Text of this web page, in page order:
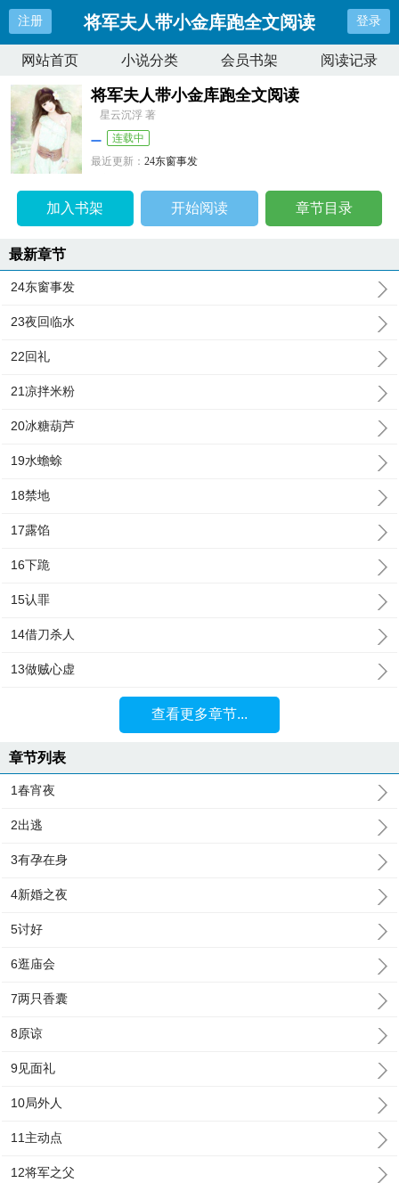
注册 将军夫人带小金库跑全文阅读 登录
网站首页 小说分类 会员书架 阅读记录
将军夫人带小金库跑全文阅读
星云沉浮 著
连载中
最近更新：24东窗事发
加入书架 开始阅读 章节目录
最新章节
24东窗事发
23夜回临水
22回礼
21凉拌米粉
20冰糖葫芦
19水蟾蜍
18禁地
17露馅
16下跪
15认罪
14借刀杀人
13做贼心虚
查看更多章节...
章节列表
1春宵夜
2出逃
3有孕在身
4新婚之夜
5讨好
6逛庙会
7两只香囊
8原谅
9见面礼
10局外人
11主动点
12将军之父